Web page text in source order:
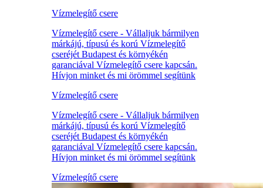
Vízmelegítő csere
Vízmelegítő csere - Vállaljuk bármilyen
márkájú, típusú és korú Vízmelegítő
cseréjét Budapest és környékén
garanciával Vízmelegítő csere kapcsán.
Hívjon minket és mi örömmel segítünk
Vízmelegítő csere
Vízmelegítő csere - Vállaljuk bármilyen
márkájú, típusú és korú Vízmelegítő
cseréjét Budapest és környékén
garanciával Vízmelegítő csere kapcsán.
Hívjon minket és mi örömmel segítünk
Vízmelegítő csere